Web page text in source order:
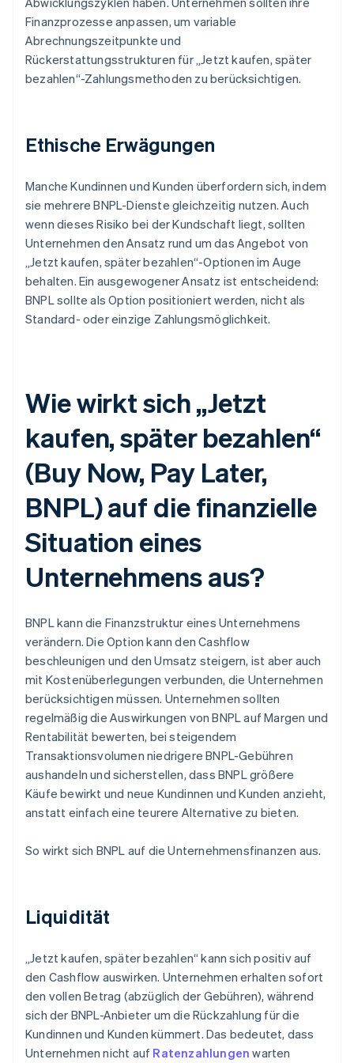
Finanzprozesse anpassen, um variable
Abrechnungszeitpunkte und
Rückerstattungsstrukturen für „Jetzt kaufen, später
bezahlen“-Zahlungsmethoden zu berücksichtigen.
Ethische Erwägungen
Manche Kundinnen und Kunden überfordern sich, indem
sie mehrere BNPL-Dienste gleichzeitig nutzen. Auch
wenn dieses Risiko bei der Kundschaft liegt, sollten
Unternehmen den Ansatz rund um das Angebot von
„Jetzt kaufen, später bezahlen“-Optionen im Auge
behalten. Ein ausgewogener Ansatz ist entscheidend:
BNPL sollte als Option positioniert werden, nicht als
Standard- oder einzige Zahlungsmöglichkeit.
Wie wirkt sich „Jetzt
kaufen, später bezahlen“
(Buy Now, Pay Later,
BNPL) auf die finanzielle
Situation eines
Unternehmens aus?
BNPL kann die Finanzstruktur eines Unternehmens
verändern. Die Option kann den Cashflow
beschleunigen und den Umsatz steigern, ist aber auch
mit Kostenüberlegungen verbunden, die Unternehmen
berücksichtigen müssen. Unternehmen sollten
regelmäßig die Auswirkungen von BNPL auf Margen und
Rentabilität bewerten, bei steigendem
Transaktionsvolumen niedrigere BNPL-Gebühren
aushandeln und sicherstellen, dass BNPL größere
Käufe bewirkt und neue Kundinnen und Kunden anzieht,
anstatt einfach eine teurere Alternative zu bieten.
So wirkt sich BNPL auf die Unternehmensfinanzen aus.
Liquidität
„Jetzt kaufen, später bezahlen“ kann sich positiv auf
den Cashflow auswirken. Unternehmen erhalten sofort
den vollen Betrag (abzüglich der Gebühren), während
sich der BNPL-Anbieter um die Rückzahlung für die
Kundinnen und Kunden kümmert. Das bedeutet, dass
Unternehmen nicht auf Ratenzahlungen warten